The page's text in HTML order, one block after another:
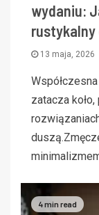
wydaniu:
rustykalny
13 maja, 2026
zatacza
4 min read